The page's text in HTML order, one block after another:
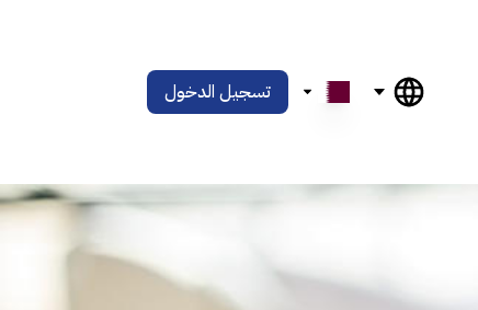
تسجيل الدخول